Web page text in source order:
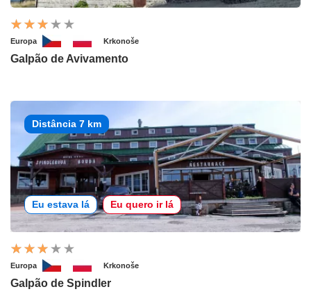
Europa Krkonoše
Galpão de Avivamento
Distância 7 km
Eu estava lá Eu quero ir lá
Europa Krkonoše
Galpão de Spindler